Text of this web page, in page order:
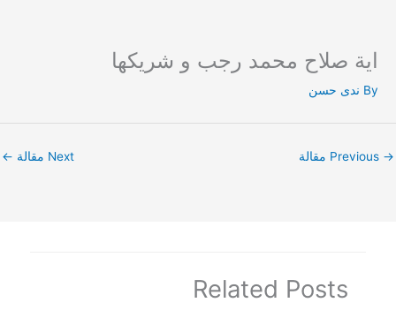
content
اية صلاح محمد رجب و شريكها
By ندى حسن
→ Next مقالة ←
Related Posts